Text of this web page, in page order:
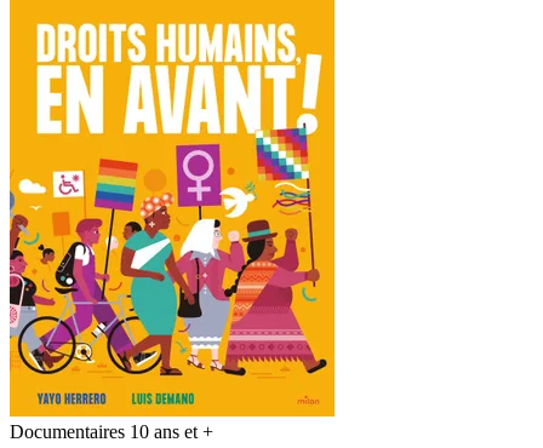
Documentaires 10 ans et +